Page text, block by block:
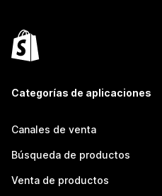
Categorías de aplicaciones
Canales de venta
Búsqueda de productos
Venta de productos